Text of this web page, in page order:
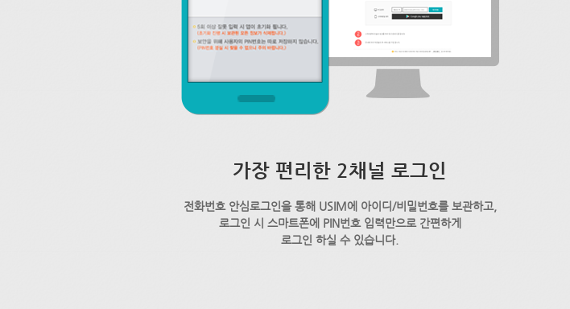
가장 편리한 2채널 로그인
전화번호 안심로그인을 통해 USIM에 아이디/비밀번호를 보관하고,
로그인 시 스마트폰에 PIN번호 입력만으로 간편하게
로그인 하실 수 있습니다.